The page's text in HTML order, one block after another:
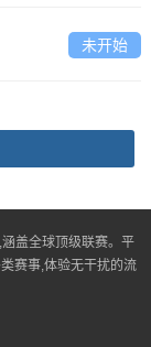
未开始
盖全球顶级联赛。平
赛事,体验无干扰的流